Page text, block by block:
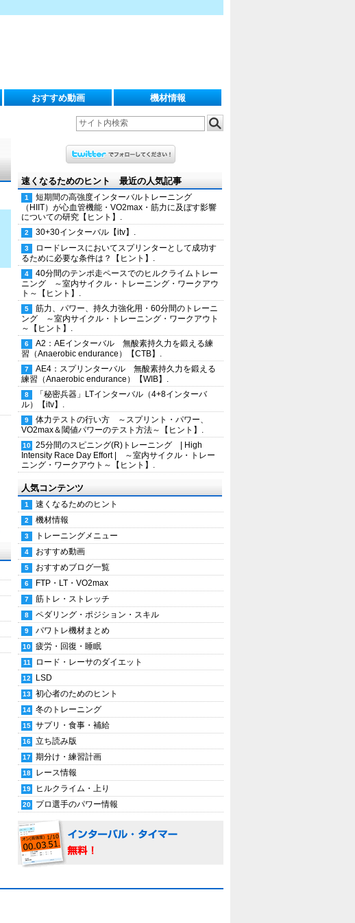
おすすめ動画 機材情報
速くなるためのヒント 最近の人気記事
短期間の高強度インターバルトレーニング
（HIIT）が心血管機能・VO2max・筋力に及ぼす影響
についての研究【ヒント】.
30+30インターバル【itv】.
ロードレースにおいてスプリンターとして成功す
るために必要な条件は？【ヒント】.
40分間のテンポ走ペースでのヒルクライムトレー
ニング ～室内サイクル・トレーニング・ワークアウ
ト～【ヒント】.
筋力、パワー、持久力強化用・60分間のトレーニ
ング ～室内サイクル・トレーニング・ワークアウト
～【ヒント】.
A2：AEインターバル 無酸素持久力を鍛える練
習（Anaerobic endurance）【CTB】.
AE4：スプリンターバル 無酸素持久力を鍛える
練習（Anaerobic endurance）【WIB】.
「秘密兵器」LTインターバル（4+8インターバ
ル）【itv】.
体力テストの行い方 ～スプリント・パワー、
VO2max＆閾値パワーのテスト方法～【ヒント】.
25分間のスピニング(R)トレーニング | High
Intensity Race Day Effort | ～室内サイクル・トレー
ニング・ワークアウト～【ヒント】.
人気コンテンツ
速くなるためのヒント
機材情報
トレーニングメニュー
おすすめ動画
おすすめブログ一覧
FTP・LT・VO2max
筋トレ・ストレッチ
ペダリング・ポジション・スキル
パワトレ機材まとめ
疲労・回復・睡眠
ロード・レーサのダイエット
LSD
初心者のためのヒント
冬のトレーニング
サプリ・食事・補給
立ち読み版
期分け・練習計画
レース情報
ヒルクライム・上り
プロ選手のパワー情報